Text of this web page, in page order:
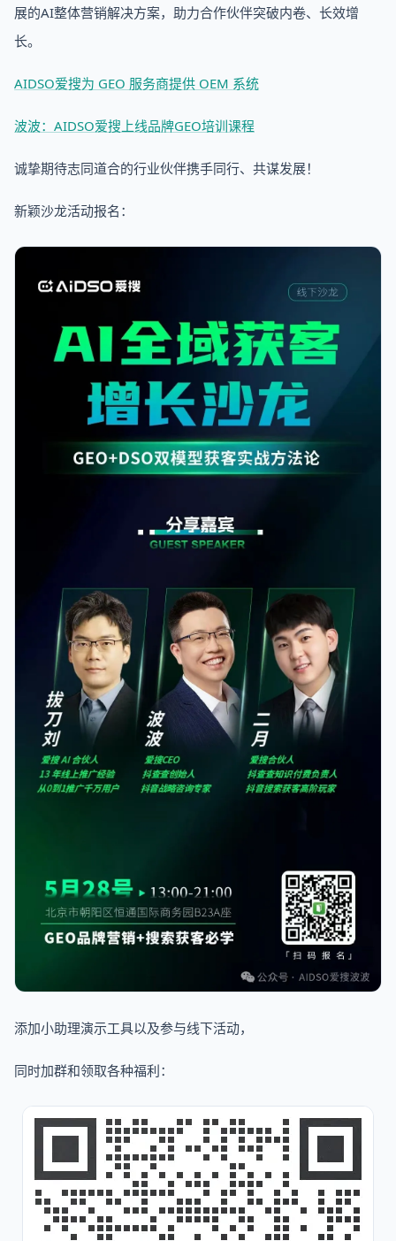
展的AI整体营销解决方案，助力合作伙伴突破内卷、长效增
长。
AIDSO爱搜为 GEO 服务商提供 OEM 系统
波波：AIDSO爱搜上线品牌GEO培训课程
诚挚期待志同道合的行业伙伴携手同行、共谋发展！
新颖沙龙活动报名：
添加小助理演示工具以及参与线下活动，
同时加群和领取各种福利：